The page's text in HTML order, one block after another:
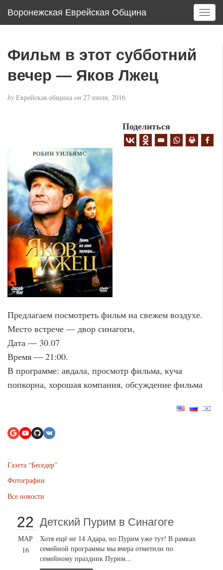
Воронежская Еврейская Община
T
o
a
t
Фильм в этот субботний
вечер — Яков Лжец
by Еврейская община on 27 июля, 2016
Поделиться
Предлагаем посмотреть фильм на свежем воздухе.
Место встрече — двор синагоги,
Дата — 30.07
Время — 21:00.
В программе: авдала, просмотр фильма, куча
попкорна, хорошая компания, обсуждение фильма
Газета “Беседер”
Фотографии
Все новости
22
МАР
16
Детский Пурим в Синагоге
Хотя ещё не 14 Адара, но Пурим уже тут! В рамках
семейной программы мы вчера отметили по
семейному праздник Пурим...